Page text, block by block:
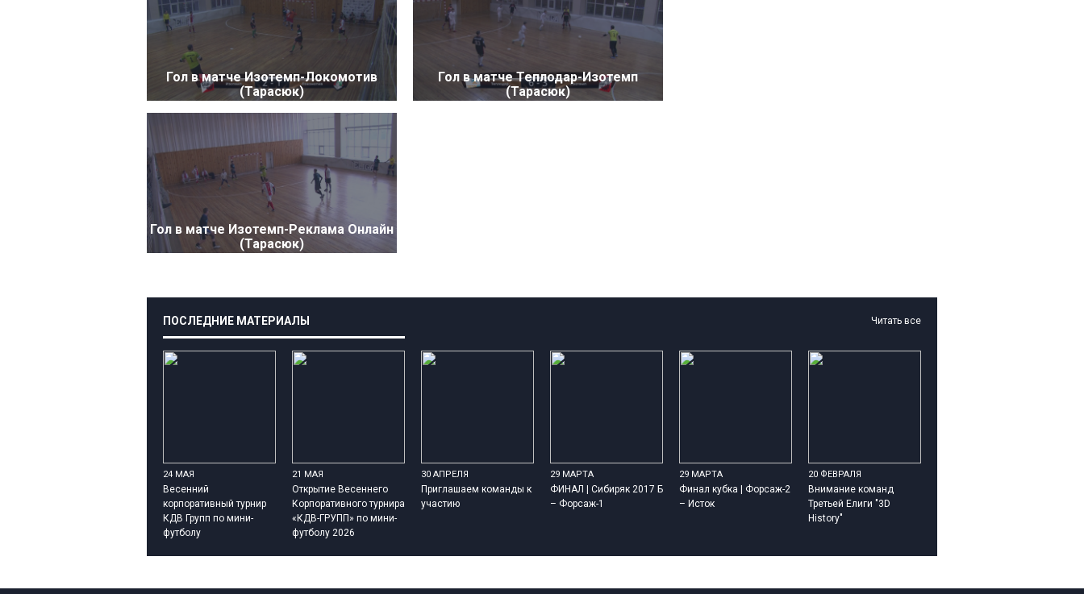
Гол в матче Изотемп-Локомотив
(Тарасюк)
Гол в матче Теплодар-Изотемп
(Тарасюк)
Гол в матче Изотемп-Реклама Онлайн
(Тарасюк)
ПОСЛЕДНИЕ МАТЕРИАЛЫ Читать все
24 МАЯ
Весенний
корпоративный турнир
КДВ Групп по мини-
футболу
21 МАЯ
Открытие Весеннего
Корпоративного турнира
«КДВ-ГРУПП» по мини-
футболу 2026
30 АПРЕЛЯ
Приглашаем команды к
участию
29 МАРТА
ФИНАЛ | Сибиряк 2017 Б
– Форсаж-1
29 МАРТА
Финал кубка | Форсаж-2
– Исток
20 ФЕВРАЛЯ
Внимание команд
Третьей Елиги "3D
History"